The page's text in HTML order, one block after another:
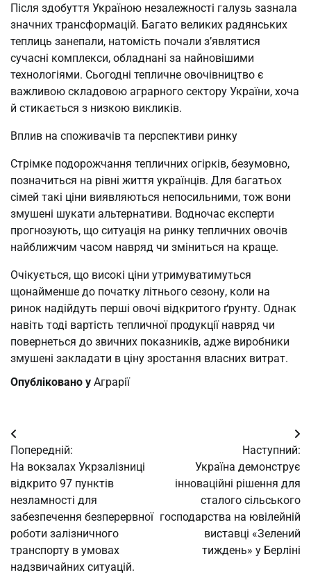
Після здобуття Україною незалежності галузь зазнала
значних трансформацій. Багато великих радянських
теплиць занепали, натомість почали з’являтися
сучасні комплекси, обладнані за найновішими
технологіями. Сьогодні тепличне овочівництво є
важливою складовою аграрного сектору України, хоча
й стикається з низкою викликів.
Вплив на споживачів та перспективи ринку
Стрімке подорожчання тепличних огірків, безумовно,
позначиться на рівні життя українців. Для багатьох
сімей такі ціни виявляються непосильними, тож вони
змушені шукати альтернативи. Водночас експерти
прогнозують, що ситуація на ринку тепличних овочів
найближчим часом навряд чи зміниться на краще.
Очікується, що високі ціни утримуватимуться
щонайменше до початку літнього сезону, коли на
ринок надійдуть перші овочі відкритого ґрунту. Однак
навіть тоді вартість тепличної продукції навряд чи
повернеться до звичних показників, адже виробники
змушені закладати в ціну зростання власних витрат.
Опубліковано у Аграрії
Навігація
записів
Попередній:
На вокзалах Укрзалізниці
відкрито 97 пунктів
незламності для
забезпечення безперервної
роботи залізничного
транспорту в умовах
надзвичайних ситуацій.
Наступний:
Україна демонструє
інноваційні рішення для
сталого сільського
господарства на ювілейній
виставці «Зелений
тиждень» у Берліні